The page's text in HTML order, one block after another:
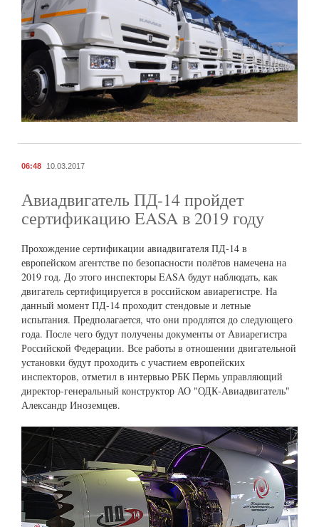
06:48 10.03.2017
Авиадвигатель ПД-14 пройдет
сертификацию EASA в 2019 году
Прохождение сертификации авиадвигателя ПД-14 в
европейском агентстве по безопасности полётов намечена на
2019 год. До этого инспекторы EASA будут наблюдать, как
двигатель сертифицируется в российском авиарегистре. На
данный момент ПД-14 проходит стендовые и летные
испытания. Предполагается, что они продлятся до следующего
года. После чего будут получены документы от Авиарегистра
Российской Федерации. Все работы в отношении двигательной
установки будут проходить с участием европейских
инспекторов, отметил в интервью РБК Пермь управляющий
директор-генеральный конструктор АО "ОДК-Авиадвигатель"
Александр Иноземцев.